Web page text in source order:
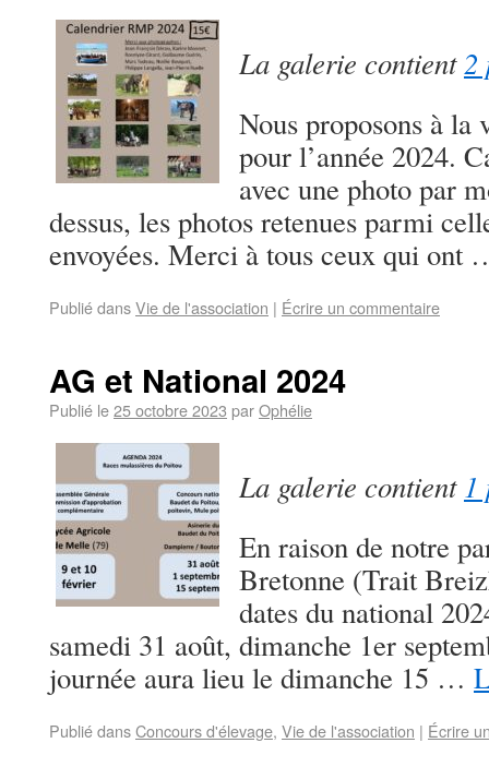
La galerie contient2
Nous proposons à la
pour l’année 2024.
avec une photo par
dessus, les photos retenues parmi
envoyées. Merci à tous ceux qui
Publié dansVie de l'association | Écrire un commentaire
AG et National 2024
Publié le25 octobre 2023 parOphélie
La galerie contient 1
En raison de notre
Bretonne (Trait
dates du national
samedi 31 août, dimanche 1er
journée aura lieu le dimanche 15 …
Publié dansConcours d'élevage, Vie de l'association | Écrire